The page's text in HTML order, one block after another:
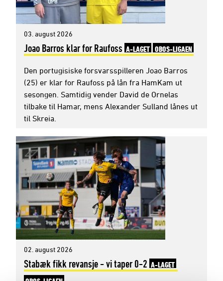
03. august 2026
Joao Barros klar for Raufoss A-LAGET OBOS-LIGAEN
Den portugisiske forsvarsspilleren Joao Barros
(25) er klar for Raufoss på lån fra HamKam ut
sesongen. Samtidig vender David de Ornelas
tilbake til Hamar, mens Alexander Sulland lånes ut
til Skreia.
02. august 2026
Stabæk fikk revansje - vi taper 0-2 A-LAGET